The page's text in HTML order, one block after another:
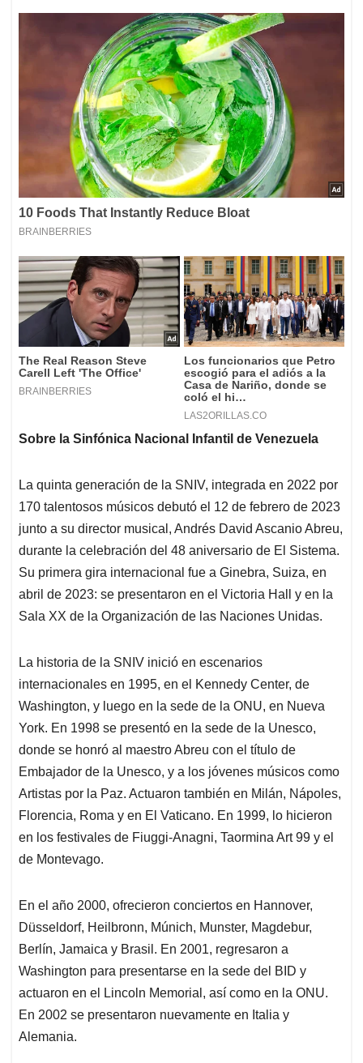
Sobre la Sinfónica Nacional Infantil de Venezuela
La quinta generación de la SNIV, integrada en 2022 por
170 talentosos músicos debutó el 12 de febrero de 2023
junto a su director musical, Andrés David Ascanio Abreu,
durante la celebración del 48 aniversario de El Sistema.
Su primera gira internacional fue a Ginebra, Suiza, en
abril de 2023: se presentaron en el Victoria Hall y en la
Sala XX de la Organización de las Naciones Unidas.
La historia de la SNIV inició en escenarios
internacionales en 1995, en el Kennedy Center, de
Washington, y luego en la sede de la ONU, en Nueva
York. En 1998 se presentó en la sede de la Unesco,
donde se honró al maestro Abreu con el título de
Embajador de la Unesco, y a los jóvenes músicos como
Artistas por la Paz. Actuaron también en Milán, Nápoles,
Florencia, Roma y en El Vaticano. En 1999, lo hicieron
en los festivales de Fiuggi-Anagni, Taormina Art 99 y el
de Montevago.
En el año 2000, ofrecieron conciertos en Hannover,
Düsseldorf, Heilbronn, Múnich, Munster, Magdebur,
Berlín, Jamaica y Brasil. En 2001, regresaron a
Washington para presentarse en la sede del BID y
actuaron en el Lincoln Memorial, así como en la ONU.
En 2002 se presentaron nuevamente en Italia y
Alemania.